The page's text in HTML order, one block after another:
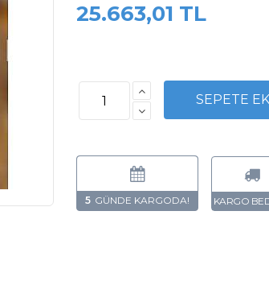
25.663,01 TL
5